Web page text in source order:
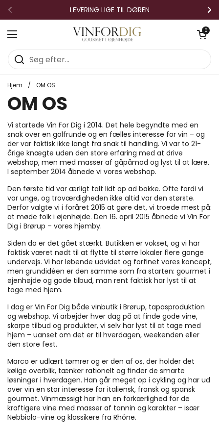
Gå til indhold
Forrige
LEVERING LIGE TIL DØREN
Åbn menuen
Åben
0
Hjem / OM OS
OM OS
Vi startede Vin For Dig i 2014. Det hele begyndte med en
snak over en golfrunde og en fælles interesse for vin – og
der var faktisk ikke langt fra snak til handling. Vi var to 21-
årige knægte uden den store erfaring med at drive
webshop, men med masser af gåpåmod og lyst til at lære.
I september 2014 åbnede vi vores webshop.
Den første tid var ærligt talt lidt op ad bakke. Ofte fordi vi
var unge, og troværdigheden ikke altid var den største.
Derfor valgte vi i foråret 2015 at gøre det, vi troede mest på:
at møde folk i øjenhøjde. Den 16. april 2015 åbnede vi Vin For
Dig i Brørup – vores hjemby.
Siden da er det gået stærkt. Butikken er vokset, og vi har
faktisk været nødt til at flytte til større lokaler flere gange
undervejs. Vi har løbende udvidet og forfinet vores koncept,
men grundidéen er den samme som fra starten: gourmet i
øjenhøjde og gode tilbud, man rent faktisk har lyst til at
tage med hjem.
I dag er Vin For Dig både vinbutik i Brørup, tapasproduktion
og webshop. Vi arbejder hver dag på at finde gode vine,
skarpe tilbud og produkter, vi selv har lyst til at tage med
hjem – uanset om det er til hverdagen, weekenden eller
den store fest.
Marco er udlært tømrer og er den af os, der holder det
kølige overblik, tænker rationelt og finder de smarte
løsninger i hverdagen. Han går meget op i cykling og har ud
over vin en stor interesse for italiensk, fransk og spansk
gourmet. Vinmæssigt har han en forkærlighed for de
kraftigere vine med masser af tannin og karakter – især
Nebbiolo-vine og klassikere fra Rhône.